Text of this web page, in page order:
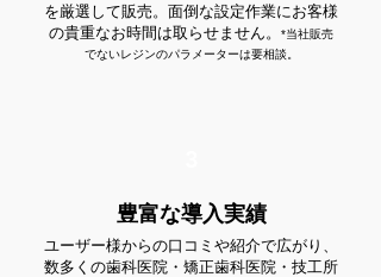
を厳選して販売。面倒な設定作業にお客様
の貴重なお時間は取らせません。
*当社販売
でないレジンのパラメーターは要相談。
豊富な導入実績
ユーザー様からの口コミや紹介で広がり、
数多くの歯科医院・矯正歯科医院・技工所